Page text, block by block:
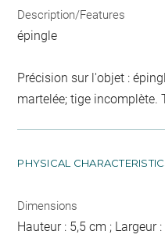
Description/Features
épingle
Précision sur l'objet :
martelée; tige incomplète.
PHYSICAL
Dimensions
Hauteur : 5,5 cm ; Largeur